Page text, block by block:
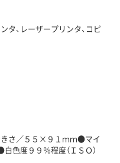
タ、レーザープリンタ、コピ
さ／５５×９１ｍｍ●マイ
色度９９％程度（ＩＳＯ）